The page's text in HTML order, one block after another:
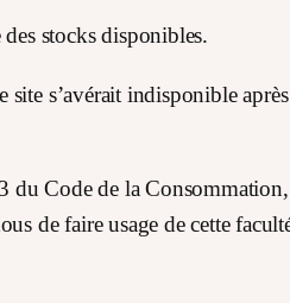
stocks disponibles.
s’avérait indisponible
Code de la
de faire usage de cette